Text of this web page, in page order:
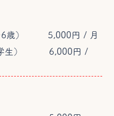
6歳） 5,000円 / 月
学生） 6,000円 /